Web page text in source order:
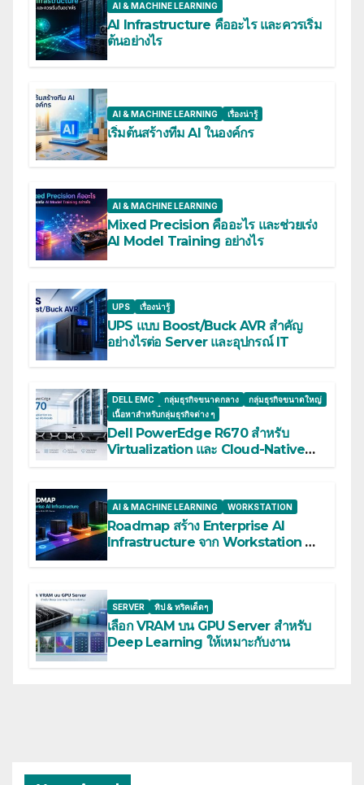
AI & MACHINE LEARNING
AI Infrastructure คืออะไร และควรเริ่ม
ต้นอย่างไร
AI & MACHINE LEARNING เรื่องน่ารู้
เริ่มต้นสร้างทีม AI ในองค์กร
AI & MACHINE LEARNING
Mixed Precision คืออะไร และช่วยเร่ง
AI Model Training อย่างไร
UPS เรื่องน่ารู้
UPS แบบ Boost/Buck AVR สำคัญ
อย่างไรต่อ Server และอุปกรณ์ IT
DELL EMC กลุ่มธุรกิจขนาดกลาง
กลุ่มธุรกิจขนาดใหญ่
เนื้อหาสำหรับกลุ่มธุรกิจต่าง ๆ
Dell PowerEdge R670 สำหรับ
Virtualization และ Cloud-Native
AI & MACHINE LEARNING WORKSTATION
Roadmap สร้าง Enterprise AI
Infrastructure จาก Workstation สู่
SERVER ทิป & ทริคเด็ดๆ
เลือก VRAM บน GPU Server สำหรับ
Deep Learning ให้เหมาะกับงาน